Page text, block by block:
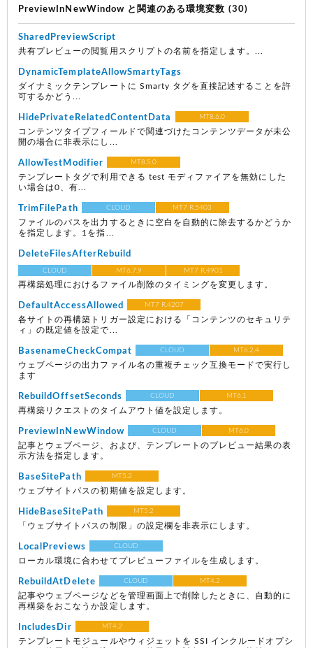
PreviewInNewWindow と関連のある環境変数 (30)
SharedPreviewScript
共有プレビューの閲覧用スクリプトの名前を指定します。...
DynamicTemplateAllowSmartyTags
ダイナミックテンプレートに Smarty タグを直接記述することを許
可するかどう...
HidePrivateRelatedContentData MT8.6.0
コンテンツタイプフィールドで関連づけたコンテンツデータが未公
開の場合に非表示にし...
AllowTestModifier MT8.5.0
テンプレートタグで利用できる test モディファイアを無効にした
い場合は0、有...
TrimFilePath CLOUD MT7 R.5403
ファイルのパスを出力するときに空白を自動的に除去するかどうか
を指定します。1を指...
DeleteFilesAfterRebuild
CLOUD MT6.7.9 MT7 R.4901
再構築処理におけるファイル削除のタイミングを変更します。
DefaultAccessAllowed MT7 R.4207
各サイトの再構築トリガー設定における「コンテンツのセキュリテ
ィ」の既定値を設定で...
BasenameCheckCompat CLOUD MT6.2.4
ウェブページの出力ファイル名の重複チェック互換モードで実行し
ます
RebuildOffsetSeconds CLOUD MT6.1
再構築リクエストのタイムアウト値を設定します。
PreviewInNewWindow CLOUD MT6.0
記事とウェブページ、および、テンプレートのプレビュー結果の表
示方法を指定します。
BaseSitePath MT5.2
ウェブサイトパスの初期値を設定します。
HideBaseSitePath MT5.2
「ウェブサイトパスの制限」の設定欄を非表示にします。
LocalPreviews CLOUD
ローカル環境に合わせてプレビューファイルを生成します。
RebuildAtDelete CLOUD MT4.2
記事やウェブページなどを管理画面上で削除したときに、自動的に
再構築をおこなうか設定します。
IncludesDir MT4.2
テンプレートモジュールやウィジェットを SSI インクルードオプシ